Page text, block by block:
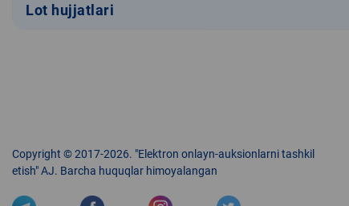
Lot hujjatlari
Copyright © 2017-2026. "Elektron onlayn-auksionlarni tashkil
etish" AJ. Barcha huquqlar himoyalangan